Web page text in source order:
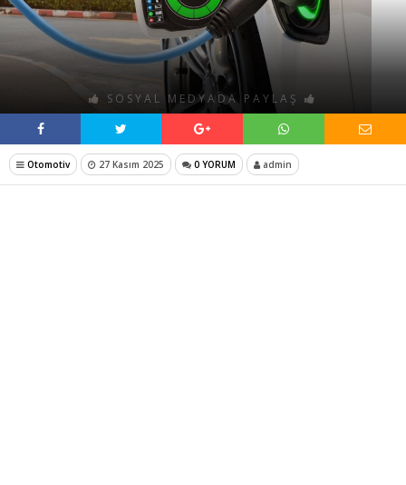
SOSYAL MEDYADA PAYLAŞ
Otomotiv 27 Kasım 2025 0 YORUM admin